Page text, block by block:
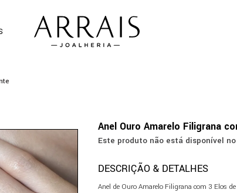
Anel Ouro Amarelo Filigrana
Este produto não está disponível
DESCRIÇÃO & DETALHES
Anel de Ouro Amarelo Filigrana com 3 Elos